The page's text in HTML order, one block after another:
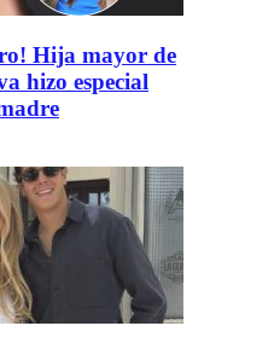
Hija mayor de
hizo especial